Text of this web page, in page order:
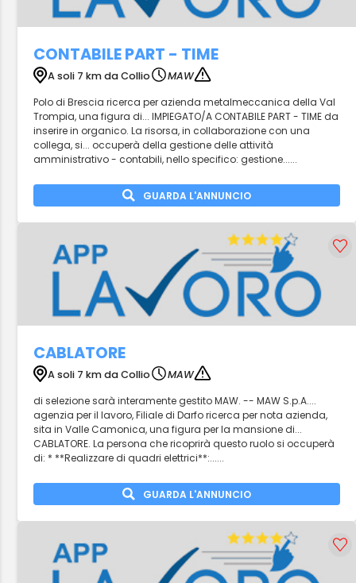
CONTABILE PART - TIME
A soli 7 km da Collio
MAW
Polo di Brescia ricerca per azienda metalmeccanica della Val
Trompia, una figura di... IMPIEGATO/A CONTABILE PART - TIME da
inserire in organico. La risorsa, in collaborazione con una
collega, si... occuperà della gestione delle attività
amministrativo - contabili, nello specifico: gestione......
GUARDA L'ANNUNCIO
CABLATORE
A soli 7 km da Collio
MAW
di selezione sarà interamente gestito MAW. -- MAW S.p.A....
agenzia per il lavoro, Filiale di Darfo ricerca per nota azienda,
sita in Valle Camonica, una figura per la mansione di...
CABLATORE. La persona che ricoprirà questo ruolo si occuperà
di: * **Realizzare di quadri elettrici**:......
GUARDA L'ANNUNCIO